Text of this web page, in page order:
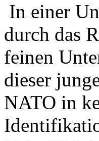
In einer
durch das
feinen
dieser
NATO in